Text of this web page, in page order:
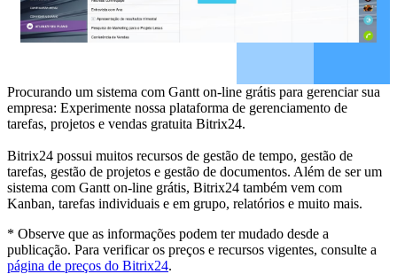
Procurando um sistema com Gantt on-line grátis para gerenciar sua
empresa: Experimente nossa plataforma de gerenciamento de
tarefas, projetos e vendas gratuita Bitrix24.
Bitrix24 possui muitos recursos de gestão de tempo, gestão de
tarefas, gestão de projetos e gestão de documentos. Além de ser um
sistema com Gantt on-line grátis, Bitrix24 também vem com
Kanban, tarefas individuais e em grupo, relatórios e muito mais.
* Observe que as informações podem ter mudado desde a
publicação. Para verificar os preços e recursos vigentes, consulte a
página de preços do Bitrix24.